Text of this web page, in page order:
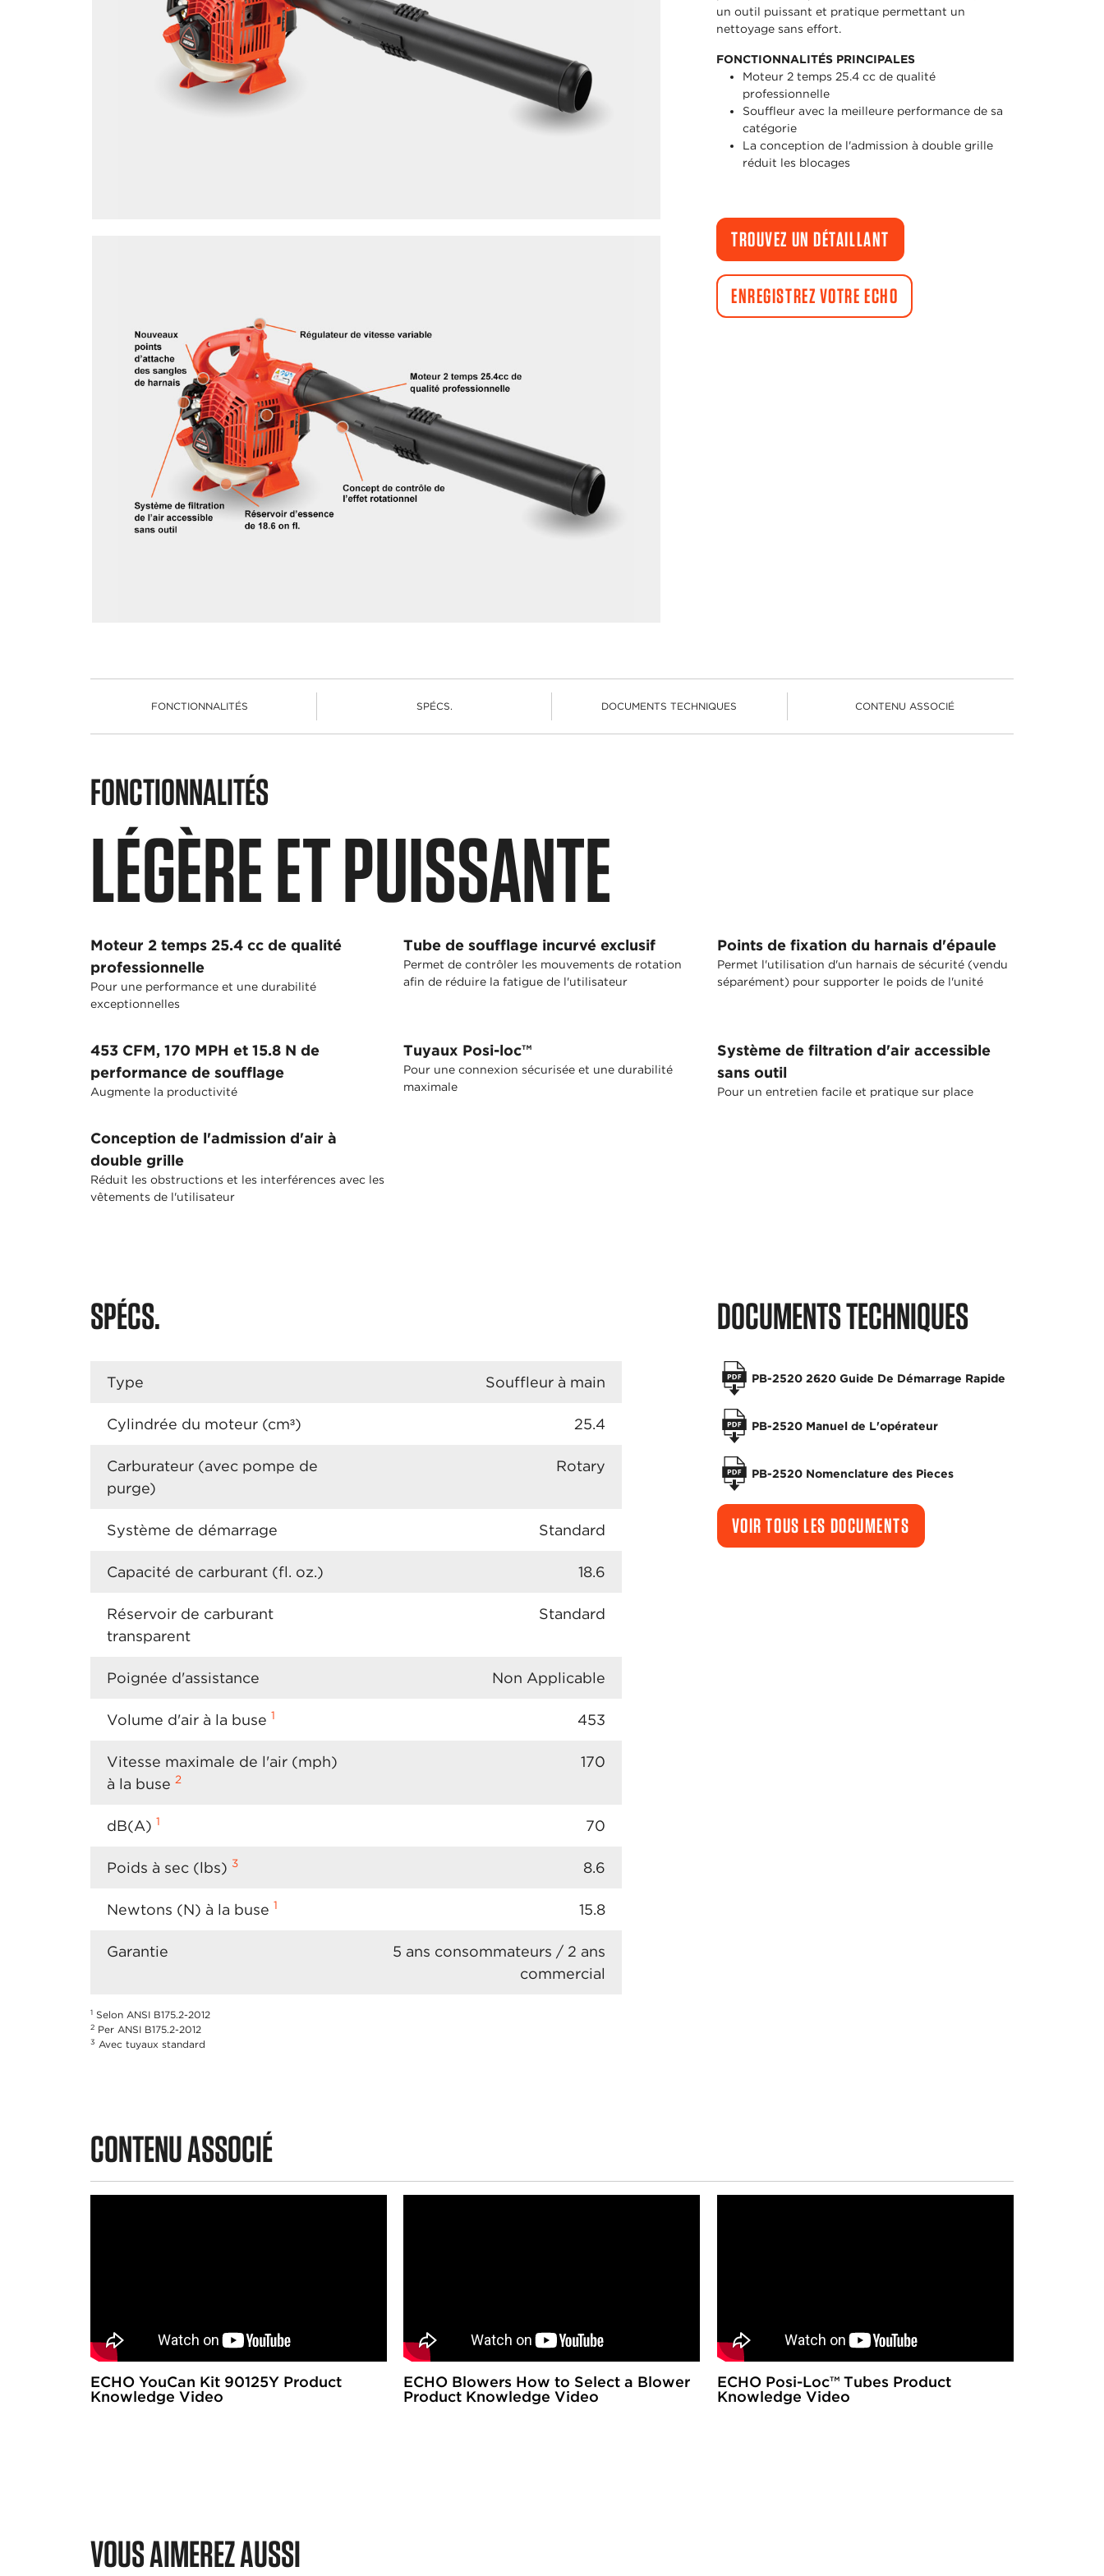
un outil puissant et pratique permettant un
nettoyage sans effort.
FONCTIONNALITÉS PRINCIPALES
Moteur 2 temps 25.4 cc de qualité
professionnelle
Souffleur avec la meilleure performance de sa
catégorie
La conception de l'admission à double grille
réduit les blocages
TROUVEZ UN DÉTAILLANT
ENREGISTREZ VOTRE ECHO
FONCTIONNALITÉS SPÉCS. DOCUMENTS TECHNIQUES CONTENU ASSOCIÉ
FONCTIONNALITÉS
LÉGÈRE ET PUISSANTE
Moteur 2 temps 25.4 cc de qualité
professionnelle
Pour une performance et une durabilité
exceptionnelles
Tube de soufflage incurvé exclusif
Permet de contrôler les mouvements de rotation
afin de réduire la fatigue de l'utilisateur
Points de fixation du harnais d'épaule
Permet l'utilisation d'un harnais de sécurité (vendu
séparément) pour supporter le poids de l'unité
453 CFM, 170 MPH et 15.8 N de
performance de soufflage
Augmente la productivité
Tuyaux Posi-loc™
Pour une connexion sécurisée et une durabilité
maximale
Système de filtration d'air accessible
sans outil
Pour un entretien facile et pratique sur place
Conception de l'admission d'air à
double grille
Réduit les obstructions et les interférences avec les
vêtements de l'utilisateur
SPÉCS.
Type Souffleur à main
Cylindrée du moteur (cm³) 25.4
Carburateur (avec pompe de
purge)
Rotary
Système de démarrage Standard
Capacité de carburant (fl. oz.) 18.6
Réservoir de carburant
transparent
Standard
Poignée d'assistance Non Applicable
Volume d'air à la buse 1 453
Vitesse maximale de l'air (mph)
à la buse 2
170
dB(A) 1 70
Poids à sec (lbs) 3 8.6
Newtons (N) à la buse 1 15.8
Garantie
5 ans consommateurs / 2 ans
commercial
1 Selon ANSI B175.2-2012
2 Per ANSI B175.2-2012
3 Avec tuyaux standard
DOCUMENTS TECHNIQUES
PB-2520 2620 Guide De Démarrage Rapide
PB-2520 Manuel de L'opérateur
PB-2520 Nomenclature des Pieces
VOIR TOUS LES DOCUMENTS
CONTENU ASSOCIÉ
ECHO YouCan Kit 90125Y Product
Knowledge Video
ECHO Blowers How to Select a Blower
Product Knowledge Video
ECHO Posi-Loc™ Tubes Product
Knowledge Video
VOUS AIMEREZ AUSSI